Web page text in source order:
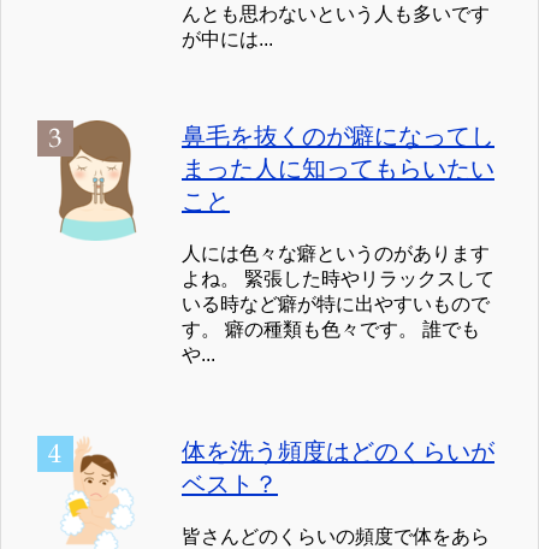
んとも思わないという人も多いです
が中には...
鼻毛を抜くのが癖になってし
まった人に知ってもらいたい
こと
人には色々な癖というのがあります
よね。 緊張した時やリラックスして
いる時など癖が特に出やすいもので
す。 癖の種類も色々です。 誰でも
や...
体を洗う頻度はどのくらいが
ベスト？
皆さんどのくらいの頻度で体をあら